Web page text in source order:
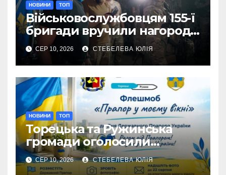
НОВИНИ ТОП
Військовослужбовцям 155-ї
бригади вручили нагороди
Донецької ОДА
СЕР 10, 2026 СТЕБЕЛЕВА ЮЛІЯ
НОВИНИ ТОП
Торецька та Ружинська
громади оголосили
патріотичний флешмоб до
Дня Прапора
СЕР 10, 2026 СТЕБЕЛЕВА ЮЛІЯ